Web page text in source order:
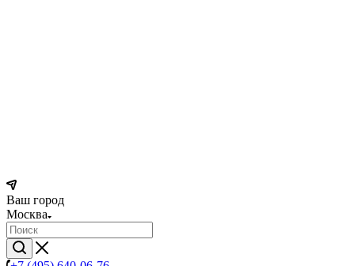
Ваш город
Москва